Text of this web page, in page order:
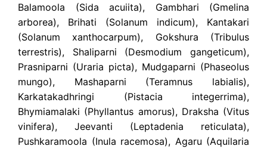
Balamoola (Sida acuiita), Gambhari (Gmelina
arborea), Brihati (Solanum indicum), Kantakari
(Solanum xanthocarpum), Gokshura (Tribulus
terrestris), Shaliparni (Desmodium gangeticum),
Prasniparni (Uraria picta), Mudgaparni (Phaseolus
mungo), Mashaparni (Teramnus labialis),
Karkatakadhringi (Pistacia integerrima),
Bhymiamalaki (Phyllantus amorus), Draksha (Vitus
vinifera), Jeevanti (Leptadenia reticulata),
Pushkaramoola (Inula racemosa), Agaru (Aquilaria